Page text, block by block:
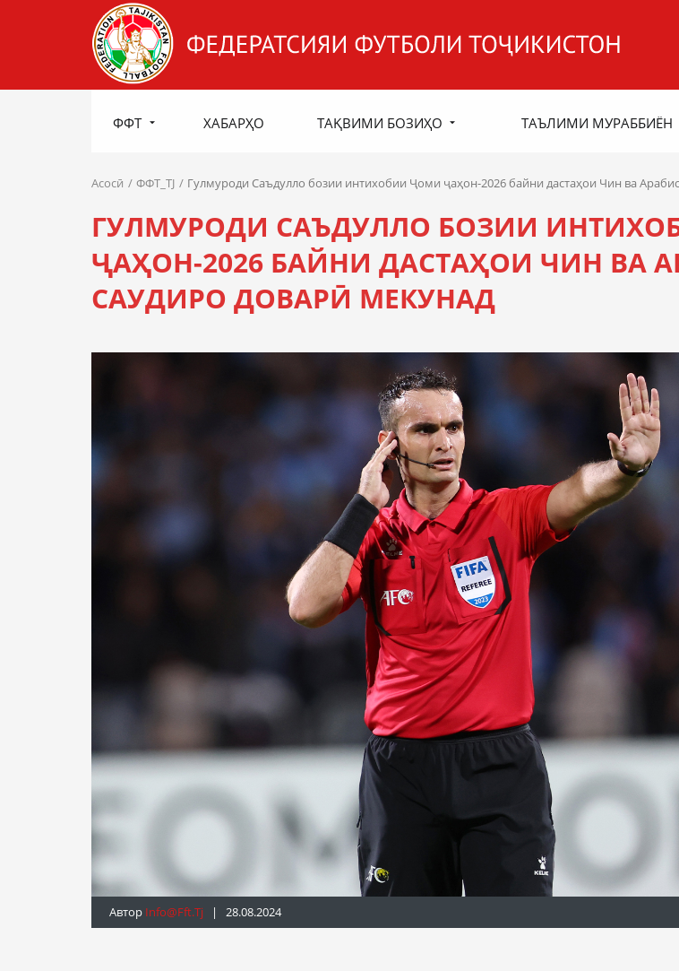
ФФТ ХАБАРҲО ТАҚВИМИ БОЗИҲО ТАЪЛИМИ МУРАББИЁН
Асосӣ ФФТ_TJ Гулмуроди Саъдулло бозии интихобии Ҷоми ҷаҳон-2026 байни дастаҳои Чин ва
ГУЛМУРОДИ САЪДУЛЛО БОЗИИ
ҶАҲОН-2026 БАЙНИ ДАСТАҲОИ ЧИН ВА
САУДИРО ДОВАРӢ МЕКУНАД
Автор Info@fft.tj | 28.08.2024